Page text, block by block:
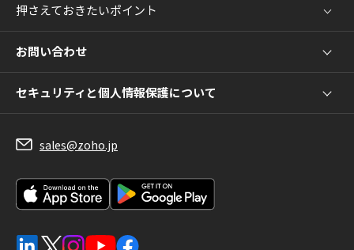
押さえておきたいポイント
お問い合わせ
セキュリティと個人情報保護について
sales@zoho.jp